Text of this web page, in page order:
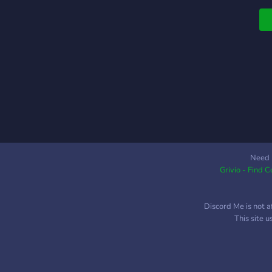
Need
Grivio - Find
Discord Me is not
This site